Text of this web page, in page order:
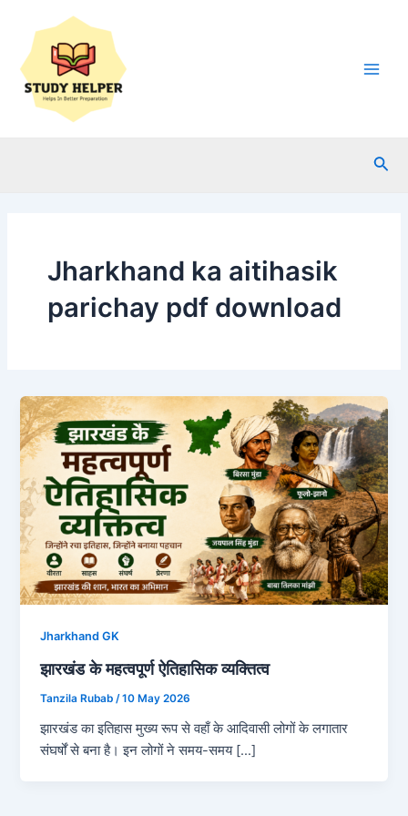
content
Jharkhand ka aitihasik
parichay pdf download
Jharkhand GK
झारखंड के महत्वपूर्ण ऐतिहासिक व्यक्तित्व
Tanzila Rubab /10 May 2026
झारखंड का इतिहास मुख्य रूप से वहाँ के आदिवासी लोगों के लगातार
संघर्षों से बना है। इन लोगों ने समय-समय […]